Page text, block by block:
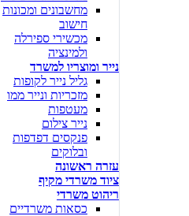
מחשבונים ומכונות
חישוב
מכשירי ספירלה
ולמינציה
נייר ומוצריו למשרד
גליל נייר לקופות
מזכריות ונייר ממו
מעטפות
נייר צילום
פנקסים דפדפות
ובלוקים
עזרה ראשונה
ציוד משרדי מקיף
ריהוט משרדי
כסאות משרדיים